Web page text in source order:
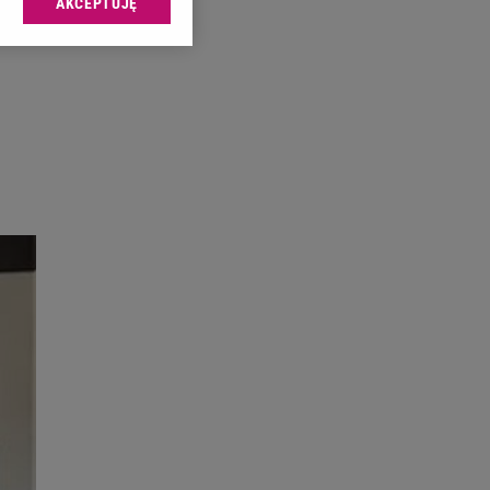
sp. z o.o., jej
Zmiana ustawień
celów identyfikacji.
reklam i treści,